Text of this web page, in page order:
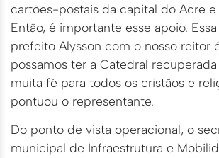
cartões-postais da capital do Acre e
Então, é importante esse apoio.
prefeito Alysson com o nosso reitor
possamos ter a Catedral
muita fé para todos os cristãos e
pontuou o representante.
Do ponto de vista operacional, o
municipal de Infraestrutura e